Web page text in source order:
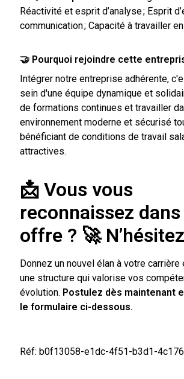
Réactivitéet esprit d’analyse; Esprit d
communication;Capacité àtravailler
🤝 Pourquoi rejoindre cette
Intégrer notre entreprise adhérente,
sein d'une équipe dynamique et
de formations continues et travailler
environnement moderne et sécurisé
bénéficiant de conditions de travail
attractives.
📩 Vous vous
reconnaissez
offre ? 🚀
Donnez un nouvel élan à votre carrière
une structure qui valorise vos
évolution. Postulez dès maintenant
le formulaire ci-dessous.
Réf: b0f13058-e1dc-4f51-b3d1-